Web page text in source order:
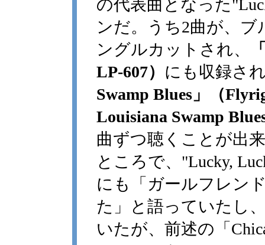
の代表曲となった
ンだ。うち2曲が、
ングルカットされ、
LP-607） にも収録さ
Swamp Blues」（
Louisiana Swamp
曲ずつ聴くことが出
ところで、"Lucky,
にも「ガールフレン
た」と語っていたし
いたが、前述の「